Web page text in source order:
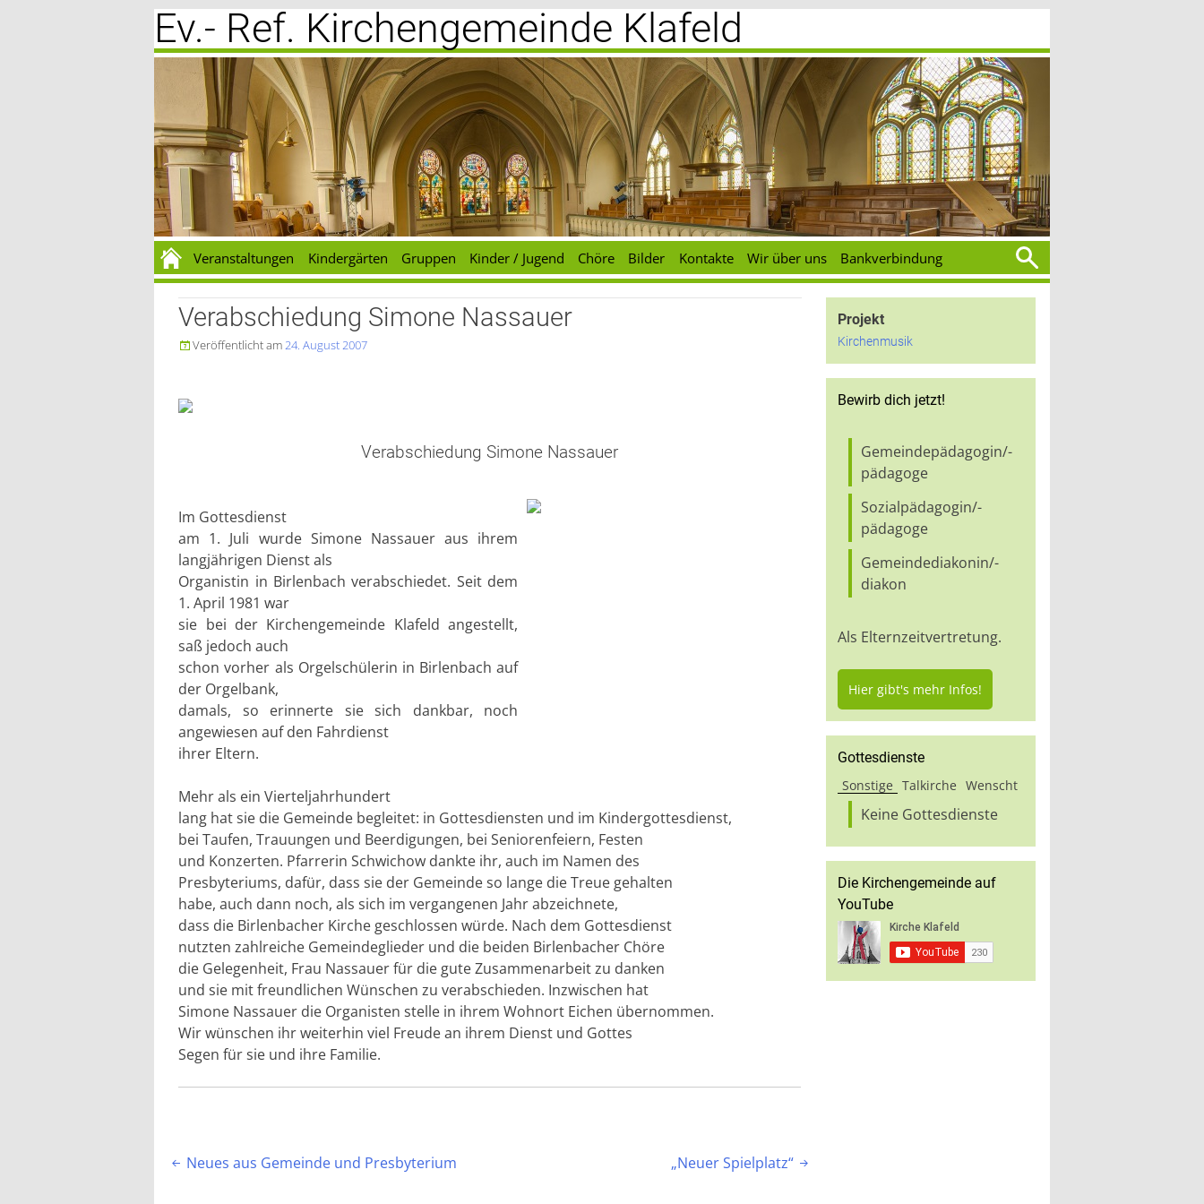
Zum
Inhalt
springen
Ev.- Ref. Kirchengemeinde Klafeld
Veranstaltungen Kindergärten Gruppen Kinder / Jugend Chöre Bilder Kontakte Wir über uns Bankverbindung
nach:
Projekt
Kirchenmusik
Verabschiedung Simone Nassauer
Veröffentlicht am24. August 2007
Verabschiedung Simone Nassauer
Im Gottesdienst
am 1. Juli wurde Simone Nassauer aus ihrem
langjährigen Dienst als
Organistin in Birlenbach verabschiedet. Seit dem
1. April 1981 war
sie bei der Kirchengemeinde Klafeld angestellt,
saß jedoch auch
schon vorher als Orgelschülerin in Birlenbach auf
der Orgelbank,
damals, so erinnerte sie sich dankbar, noch
angewiesen auf den Fahrdienst
ihrer Eltern.
Mehr als ein Vierteljahrhundert
lang hat sie die Gemeinde begleitet: in Gottesdiensten und im Kindergottesdienst,
bei Taufen, Trauungen und Beerdigungen, bei Seniorenfeiern, Festen
und Konzerten. Pfarrerin Schwichow dankte ihr, auch im Namen des
Presbyteriums, dafür, dass sie der Gemeinde so lange die Treue gehalten
habe, auch dann noch, als sich im vergangenen Jahr abzeichnete,
dass die Birlenbacher Kirche geschlossen würde. Nach dem Gottesdienst
nutzten zahlreiche Gemeindeglieder und die beiden Birlenbacher Chöre
die Gelegenheit, Frau Nassauer für die gute Zusammenarbeit zu danken
und sie mit freundlichen Wünschen zu verabschieden. Inzwischen hat
Simone Nassauer die Organisten stelle in ihrem Wohnort Eichen übernommen.
Wir wünschen ihr weiterhin viel Freude an ihrem Dienst und Gottes
Segen für sie und ihre Familie.
Beitragsnavigation
 Neues aus Gemeinde und Presbyterium „Neuer Spielplatz“ 
Bewirb dich jetzt!
Gemeindepädagogin/-
pädagoge
Sozialpädagogin/-
pädagoge
Gemeindediakonin/-
diakon
Als Elternzeitvertretung.
Hier gibt's mehr Infos!
Gottesdienste
Sonstige Talkirche Wenscht
Keine Gottesdienste
Die Kirchengemeinde auf
YouTube